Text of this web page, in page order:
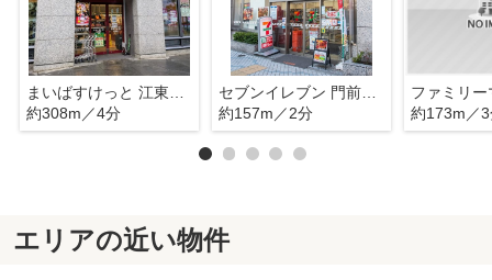
約308m／4分
セブンイレブン 門前仲町駅西店
約157m／2分
約173m／
エリアの近い物件